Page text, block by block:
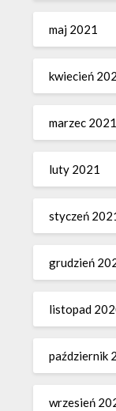
maj 2021
kwiecień
marzec 2021
luty 2021
styczeń
grudzień
listopad
październik
wrzesień